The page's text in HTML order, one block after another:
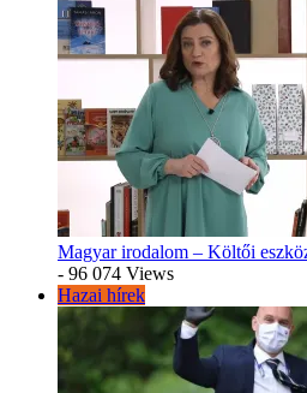
Magyar irodalom – Költői
- 96 074 Views
Hazai hírek